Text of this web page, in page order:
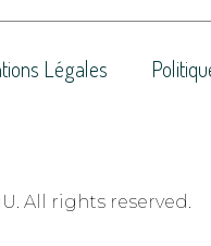
Légales
All rights reserved.